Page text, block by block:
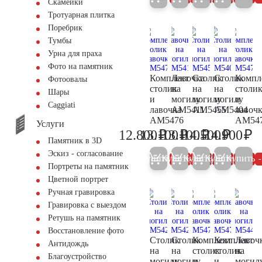
Скамейки
Тротуарная плитка
Поребрик
Тумбы
Урна для праха
Фото на памятник
Фотоовалы
Шары
Сaggiati
Услуги
Памятник в 3D
Эскиз - согласование
Портреты на памятник
Цветной портрет
Ручная гравировка
Гравировка с выездом
Ретушь на памятник
Восстановление фото
Антидождь
Благоустройство
Комплект
столик
и
лавочка
АМ5476
13.500
12.800₽
Купить 5%
Лавочка
на
могилу
AM5411
13.800
13.100₽
Купить 5%
Столик
на
могилу
AM5455
13.800
13.100₽
Купить 5%
Столик
на
могилу
AM5404
15.300
14.500₽
Купить 5%
и
14.900₽
Купить
Столик
на
Столик
на
Комплект
столик
Комплект
столик
на